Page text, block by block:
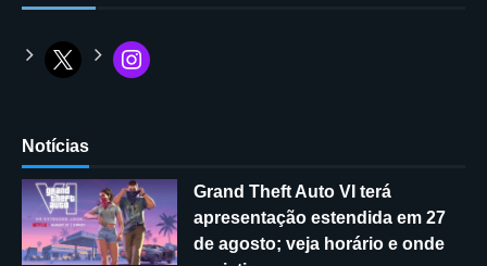
Notícias
Grand Theft Auto VI terá
apresentação estendida em 27
de agosto; veja horário e onde